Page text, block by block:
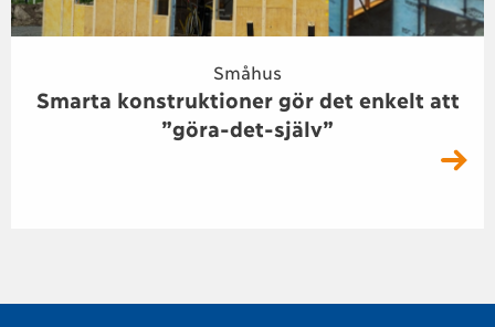
Småhus
Smarta konstruktioner gör det enkelt att
”göra-det-själv”